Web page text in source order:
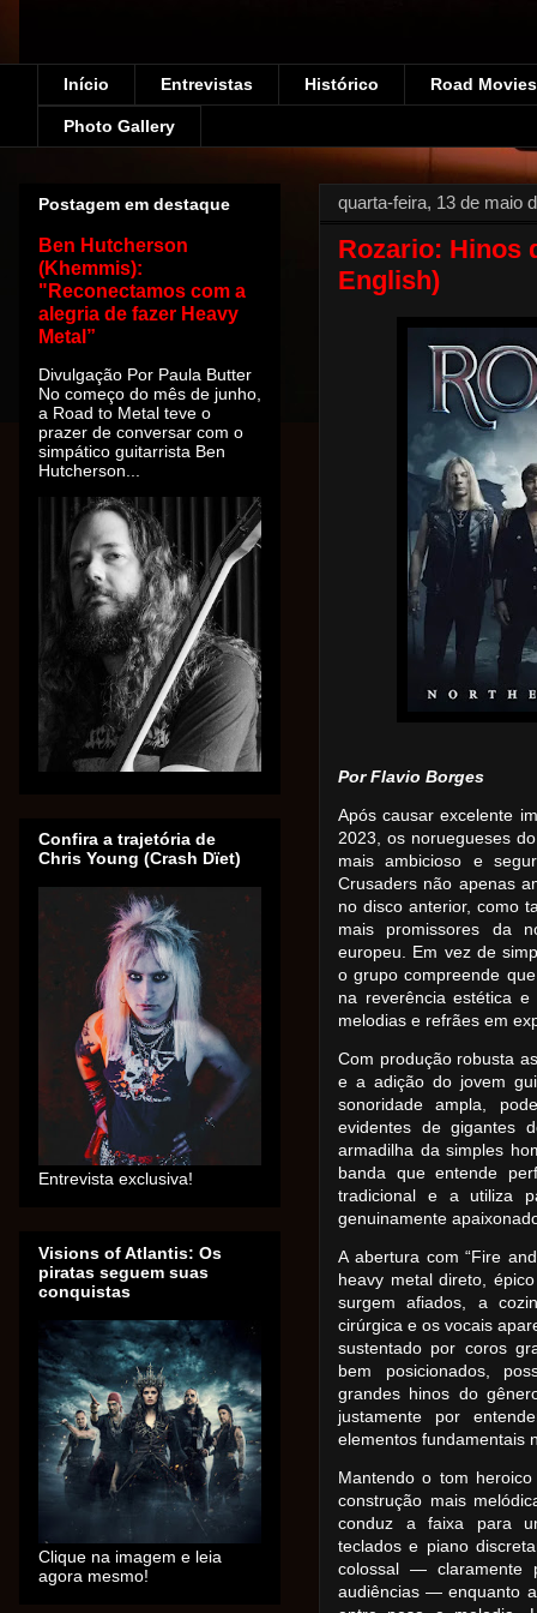
Início Entrevistas Histórico Road
Photo Gallery
quarta-feira, 13 de maio
Rozario: Hinos
English)
Por Flavio Borges
Após causar excelente
2023, os noruegueses
mais ambicioso e
Crusaders não apenas
no disco anterior, como
mais promissores da
europeu. Em vez de
o grupo compreende
na reverência estética
melodias e refrães em
Com produção robusta
e a adição do jovem
sonoridade ampla,
evidentes de gigantes
armadilha da simples
banda que entende
tradicional e a utiliza
genuinamente
A abertura com “Fire
heavy metal direto,
surgem afiados, a
cirúrgica e os vocais
sustentado por coros
bem posicionados,
grandes hinos do
justamente por
elementos fundamentais
Mantendo o tom
construção mais
conduz a faixa para
teclados e piano
colossal — claramente
audiências — enquanto
Postagem em destaque
Ben Hutcherson
(Khemmis):
"Reconectamos com a
alegria de fazer Heavy
Metal”
Divulgação Por Paula Butter
No começo do mês de junho,
a Road to Metal teve o
prazer de conversar com o
simpático guitarrista Ben
Hutcherson...
Confira a trajetória de
Chris Young (Crash Dïet)
Entrevista exclusiva!
Visions of Atlantis: Os
piratas seguem suas
conquistas
Clique na imagem e leia
agora mesmo!